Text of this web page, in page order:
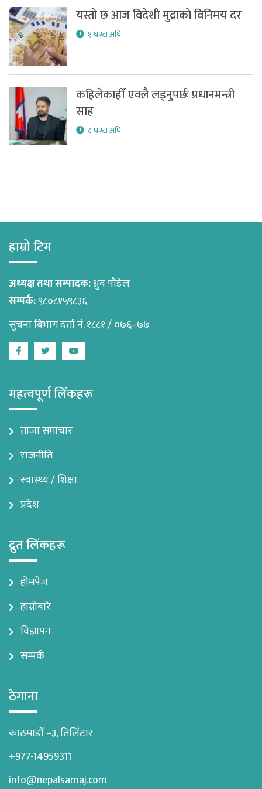
यस्तो छ आज विदेशी मुद्राको विनिमय दर
१ घण्टा अघि
कहिलेकाहीँ एक्लै लड्नुपर्छः प्रधानमन्त्री
साह
८ घण्टा अघि
हाम्रो टिम
अध्यक्ष तथा सम्पादक:ध्रुव पौडेल
सम्पर्क:९८०८१५९८३६
सुचना बिभाग दर्ता नं. १८८१ / ०७६–७७
FacebookTwitterYoutube
महत्वपूर्ण लिंकहरू
ताजा समाचार
राजनीति
स्वास्थ्य / शिक्षा
प्रदेश
द्रुत लिंकहरू
होमपेज
हाम्रोबारे
विज्ञापन
सम्पर्क
ठेगाना
काठमाडौँ –३, तिलिंटार
+977-14959311
info@nepalsamaj.com